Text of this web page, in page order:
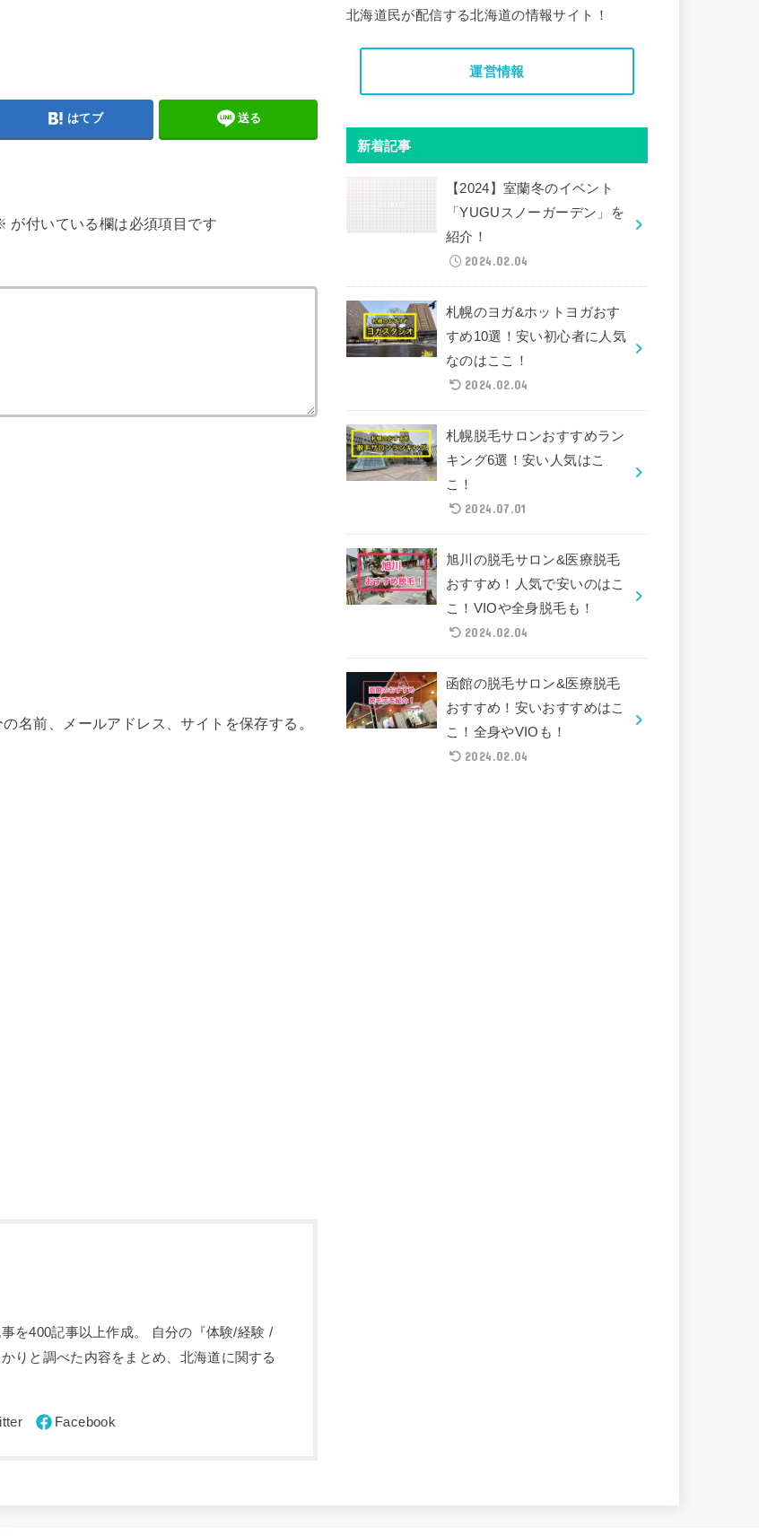
はてブ 送る
が付いている欄は必須項目です
名前、メールアドレス、サイトを保存する。
を400記事以上作成。 自分の『体験/経験 /
りと調べた内容をまとめ、北海道に関する
北海道民が配信する北海道の情報サイト！
運営情報
新着記事
【2024】室蘭冬のイベント
「YUGUスノーガーデン」を
紹介！
2024.02.04
札幌のヨガ&ホットヨガおす
すめ10選！安い初心者に人気
なのはここ！
2024.02.04
札幌脱毛サロンおすすめラン
キング6選！安い人気はこ
こ！
2024.07.01
旭川の脱毛サロン&医療脱毛
おすすめ！人気で安いのはこ
こ！VIOや全身脱毛も！
2024.02.04
函館の脱毛サロン&医療脱毛
おすすめ！安いおすすめはこ
こ！全身やVIOも！
2024.02.04